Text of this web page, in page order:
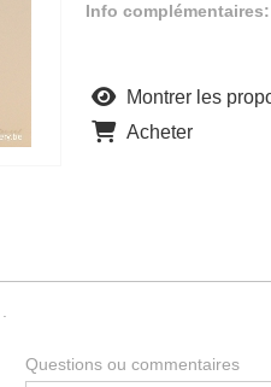
Info complémentaires:
Montrer les
Acheter
Questions ou commentaires